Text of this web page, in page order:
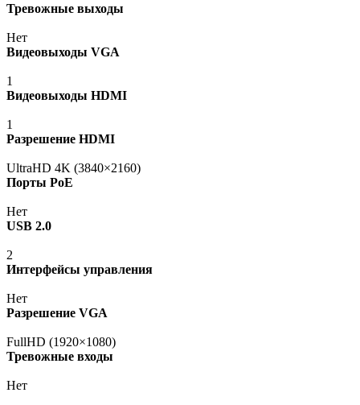
Тревожные выходы
Нет
Видеовыходы VGA
1
Видеовыходы HDMI
1
Разрешение HDMI
UltraHD 4K (3840×2160)
Порты PoE
Нет
USB 2.0
2
Интерфейсы управления
Нет
Разрешение VGA
FullHD (1920×1080)
Тревожные входы
Нет